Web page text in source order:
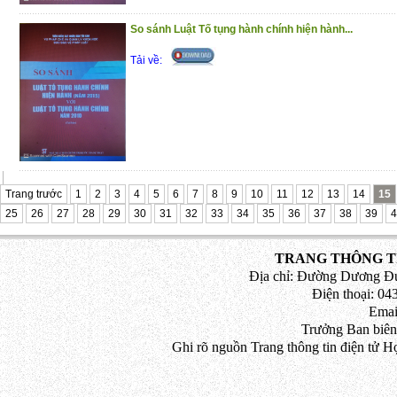
So sánh Luật Tố tụng hành chính hiện hành...
Tải về:
Trang trước 1 2 3 4 5 6 7 8 9 10 11 12 13 14
15
25
26 27 28 29 30 31 32 33 34 35 36 37 38 39
TRANG THÔNG
Địa chỉ: Đường Dương
Điện thoại:
Trưởng Ban
Ghi rõ nguồn Trang thông tin điện tử